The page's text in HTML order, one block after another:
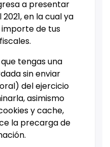
a presentar
en la cual ya
de tus
tengas una
sin enviar
del ejercicio
asimismo
y cache,
la precarga de